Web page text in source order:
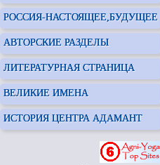
РОССИЯ-НАСТОЯЩЕЕ,БУДУЩЕЕ
АВТОРСКИЕ РАЗДЕЛЫ
ЛИТЕРАТУРНАЯ СТРАНИЦА
ВЕЛИКИЕ ИМЕНА
ИСТОРИЯ ЦЕНТРА АДАМАНТ